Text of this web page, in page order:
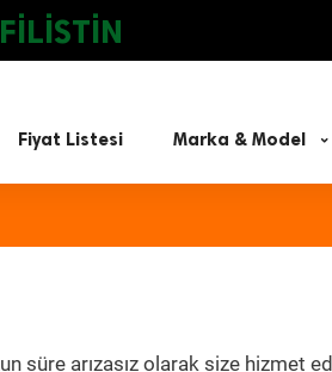
FİLİSTİN
Fiyat Listesi Marka & Model
süre arızasız olarak size hizmet